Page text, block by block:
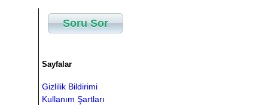
Soru Sor
Sayfalar
Gizlilik Bildirimi
Kullanım Şartları